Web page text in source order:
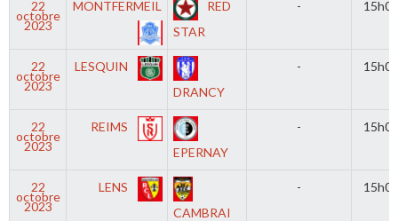
22
octobre
2023
MONTFERMEIL
RED
STAR
- 15h00
22
octobre
2023
LESQUIN
DRANCY
- 15h00
22
octobre
2023
REIMS
EPERNAY
- 15h00
22
octobre
2023
LENS
CAMBRAI
- 15h00